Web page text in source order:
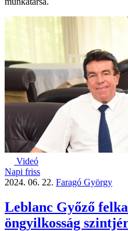
Videó
Napi friss
2024. 06. 22. Faragó György
Leblanc Győző
öngyilkosság